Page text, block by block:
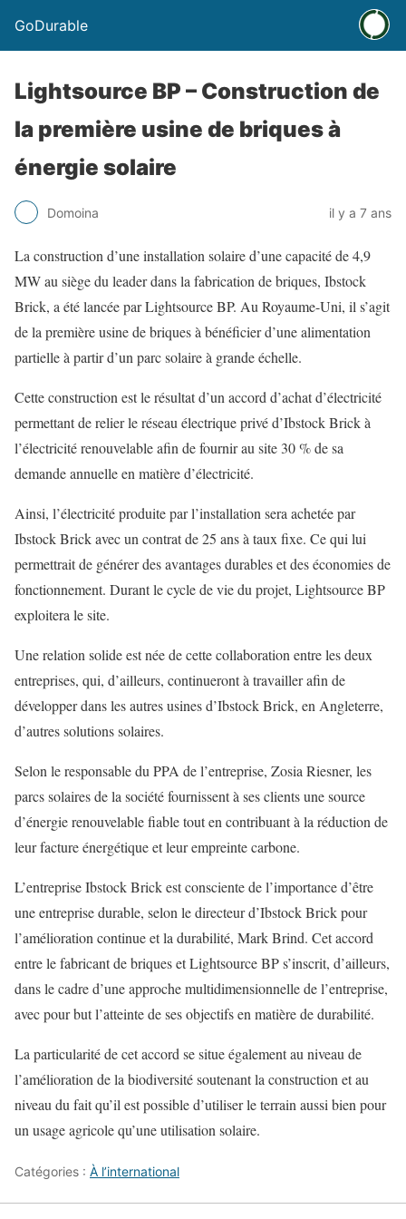
GoDurable
Lightsource BP – Construction de
la première usine de briques à
énergie solaire
Domoina il y a 7 ans
La construction d’une installation solaire d’une capacité de 4,9
MW au siège du leader dans la fabrication de briques, Ibstock
Brick, a été lancée par Lightsource BP. Au Royaume-Uni, il s’agit
de la première usine de briques à bénéficier d’une alimentation
partielle à partir d’un parc solaire à grande échelle.
Cette construction est le résultat d’un accord d’achat d’électricité
permettant de relier le réseau électrique privé d’Ibstock Brick à
l’électricité renouvelable afin de fournir au site 30 % de sa
demande annuelle en matière d’électricité.
Ainsi, l’électricité produite par l’installation sera achetée par
Ibstock Brick avec un contrat de 25 ans à taux fixe. Ce qui lui
permettrait de générer des avantages durables et des économies de
fonctionnement. Durant le cycle de vie du projet, Lightsource BP
exploitera le site.
Une relation solide est née de cette collaboration entre les deux
entreprises, qui, d’ailleurs, continueront à travailler afin de
développer dans les autres usines d’Ibstock Brick, en Angleterre,
d’autres solutions solaires.
Selon le responsable du PPA de l’entreprise, Zosia Riesner, les
parcs solaires de la société fournissent à ses clients une source
d’énergie renouvelable fiable tout en contribuant à la réduction de
leur facture énergétique et leur empreinte carbone.
L’entreprise Ibstock Brick est consciente de l’importance d’être
une entreprise durable, selon le directeur d’Ibstock Brick pour
l’amélioration continue et la durabilité, Mark Brind. Cet accord
entre le fabricant de briques et Lightsource BP s’inscrit, d’ailleurs,
dans le cadre d’une approche multidimensionnelle de l’entreprise,
avec pour but l’atteinte de ses objectifs en matière de durabilité.
La particularité de cet accord se situe également au niveau de
l’amélioration de la biodiversité soutenant la construction et au
niveau du fait qu’il est possible d’utiliser le terrain aussi bien pour
un usage agricole qu’une utilisation solaire.
Catégories : À l’international